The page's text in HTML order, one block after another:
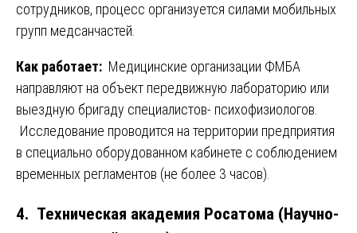
сотрудников, процесс организуется силами мобильных
групп медсанчастей.
Как работает: Медицинские организации ФМБА
направляют на объект передвижную лабораторию или
выездную бригаду специалистов- психофизиологов.
Исследование проводится на территории предприятия
в специально оборудованном кабинете с соблюдением
временных регламентов (не более 3 часов).
4. Техническая академия Росатома (Научно-